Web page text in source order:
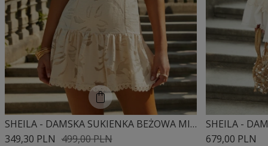
SHEILA - DAMSKA SUKIENKA BEŻOWA MINI 'SOLENE'
499,00 PLN
349,30 PLN
679,00 PLN